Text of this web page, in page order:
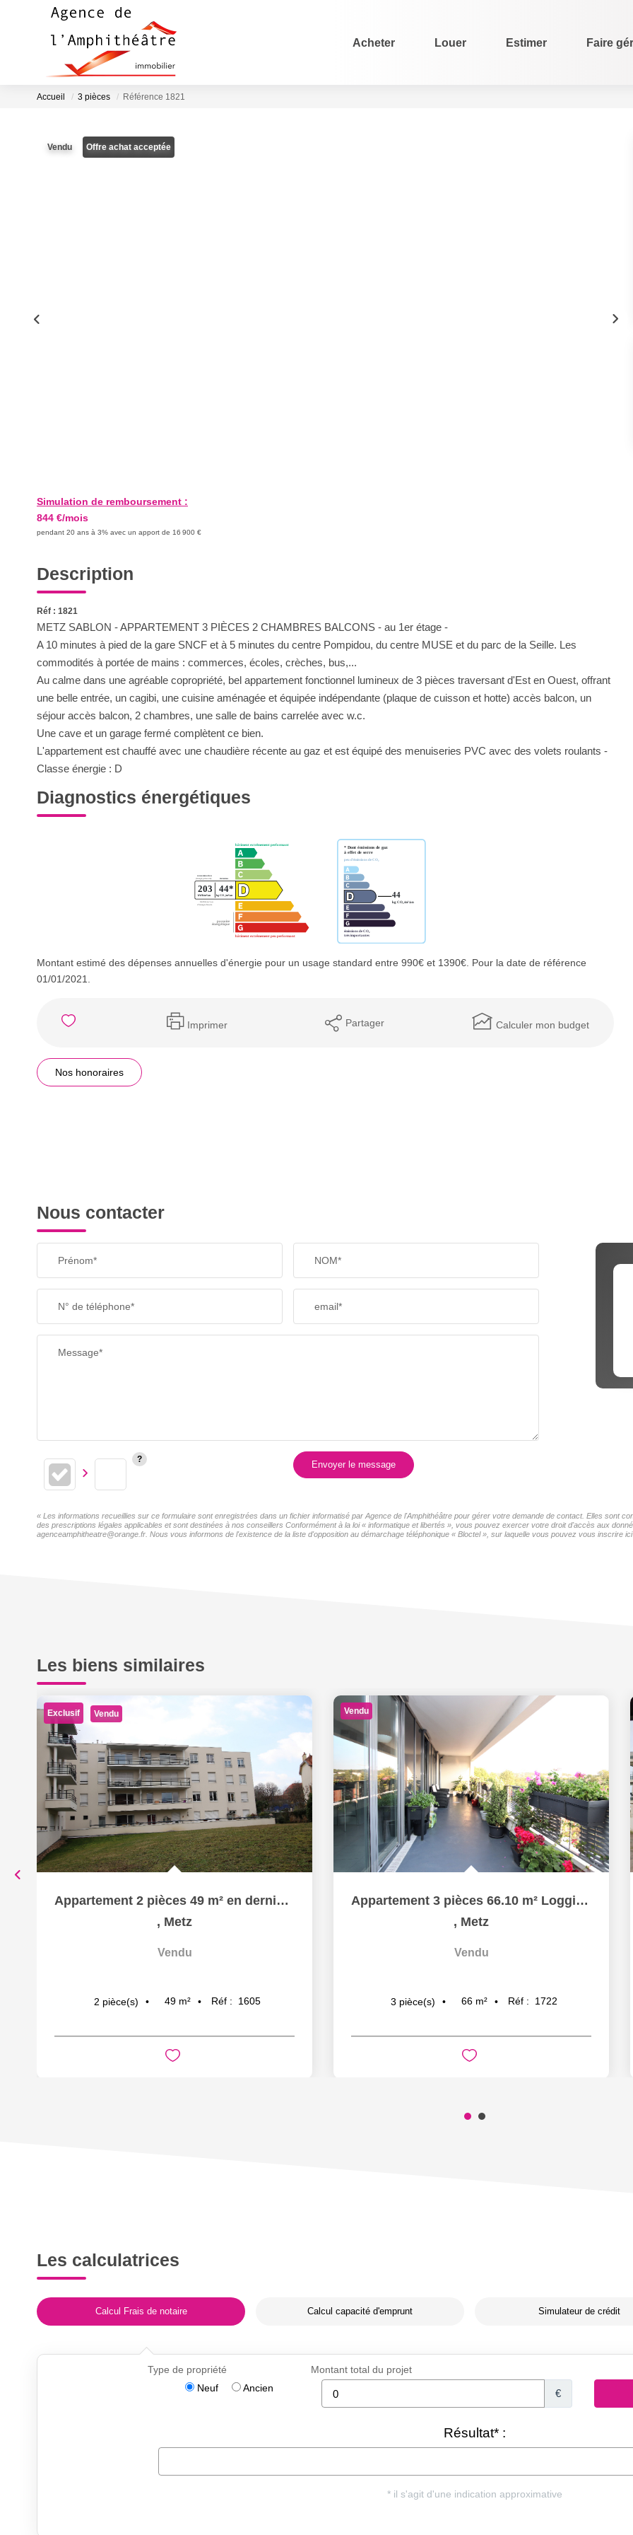
Acheter Louer Estimer Faire
Accueil 3 pièces Référence 1821
Vendu Offre achat acceptée
Simulation de remboursement :
844 €/mois
pendant 20 ans à 3% avec un apport de 16 900 €
Description
Réf : 1821
METZ SABLON - APPARTEMENT 3 PIÈCES 2 CHAMBRES BALCONS - au 1er étage -
A 10 minutes à pied de la gare SNCF et à 5 minutes du centre Pompidou, du centre MUSE et du parc de la Seille. Les
commodités à portée de mains : commerces, écoles, crèches, bus,...
Au calme dans une agréable copropriété, bel appartement fonctionnel lumineux de 3 pièces traversant d'Est en Ouest, offrant
une belle entrée, un cagibi, une cuisine aménagée et équipée indépendante (plaque de cuisson et hotte) accès balcon, un
séjour accès balcon, 2 chambres, une salle de bains carrelée avec w.c.
Une cave et un garage fermé complètent ce bien.
L'appartement est chauffé avec une chaudière récente au gaz et est équipé des menuiseries PVC avec des volets roulants -
Classe énergie : D
Diagnostics énergétiques
Montant estimé des dépenses annuelles d'énergie pour un usage standard entre 990€ et 1390€. Pour la date de référence
01/01/2021.
Imprimer Partager Calculer mon budget
Nos honoraires
Nous contacter
Prénom* NOM*
N° de téléphone* email*
Message*
Envoyer le message
« Les informations recueillies sur ce formulaire sont enregistrées dans un fichier informatisé par Agence de l'Amphithéâtre pour gérer votre demande de contact. Elles sont
des prescriptions légales applicables et sont destinées à nos conseillers Conformément à la loi « informatique et libertés », vous pouvez exercer votre droit d'accès aux
agenceamphitheatre@orange.fr. Nous vous informons de l'existence de la liste d'opposition au démarchage téléphonique « Bloctel », sur laquelle vous pouvez vous inscrire
Les biens similaires
Exclusif Vendu
Appartement 2 pièces 49 m² en dernier étage terrasse et box...
, Metz
Vendu
2 pièce(s) 49 m² Réf : 1605
Vendu
Appartement 3 pièces 66.10 m² Loggia Garage à vendre à...
, Metz
Vendu
3 pièce(s) 66 m² Réf : 1722
Les calculatrices
Calcul Frais de notaire Calcul capacité d'emprunt Simulateur de crédit